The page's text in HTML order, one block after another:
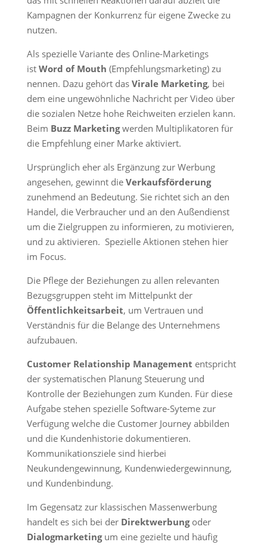
Kampagnen der Konkurrenz für eigene Zwecke zu
nutzen.
Als spezielle Variante des Online-Marketings
ist Word of Mouth (Empfehlungsmarketing) zu
nennen. Dazu gehört das Virale Marketing, bei
dem eine ungewöhnliche Nachricht per Video über
die sozialen Netze hohe Reichweiten erzielen kann.
Beim Buzz Marketingwerden Multiplikatoren für
die Empfehlung einer Marke aktiviert.
Ursprünglich eher als Ergänzung zur Werbung
angesehen, gewinnt die Verkaufsförderung
zunehmend an Bedeutung. Sie richtet sich an den
Handel, die Verbraucher und an den Außendienst
um die Zielgruppen zu informieren, zu motivieren,
und zu aktivieren. Spezielle Aktionen stehen hier
im Focus.
Die Pflege der Beziehungen zu allen relevanten
Bezugsgruppen steht im Mittelpunkt der
Öffentlichkeitsarbeit, um Vertrauen und
Verständnis für die Belange des Unternehmens
aufzubauen.
Customer Relationship Management entspricht
der systematischen Planung Steuerung und
Kontrolle der Beziehungen zum Kunden. Für diese
Aufgabe stehen spezielle Software-Syteme zur
Verfügung welche die Customer Journey abbilden
und die Kundenhistorie dokumentieren.
Kommunikationsziele sind hierbei
Neukundengewinnung, Kundenwiedergewinnung,
und Kundenbindung.
Im Gegensatz zur klassischen Massenwerbung
handelt es sich bei der Direktwerbungoder
Dialogmarketingum eine gezielte und häufig